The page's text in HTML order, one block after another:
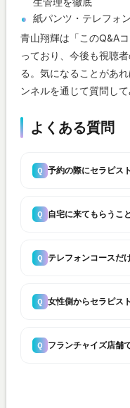
紙パンツ・テレフォ
青山翔輝は「このQ&A
っており、今後も視聴
る。気になることがあ
ンネルを通じて質問して
よくある質問
Q 予約の際にセラピス
Q 自宅に来てもらうこ
Q テレフォンコースだ
Q 女性側からセラピス
Q フランチャイズ店舗